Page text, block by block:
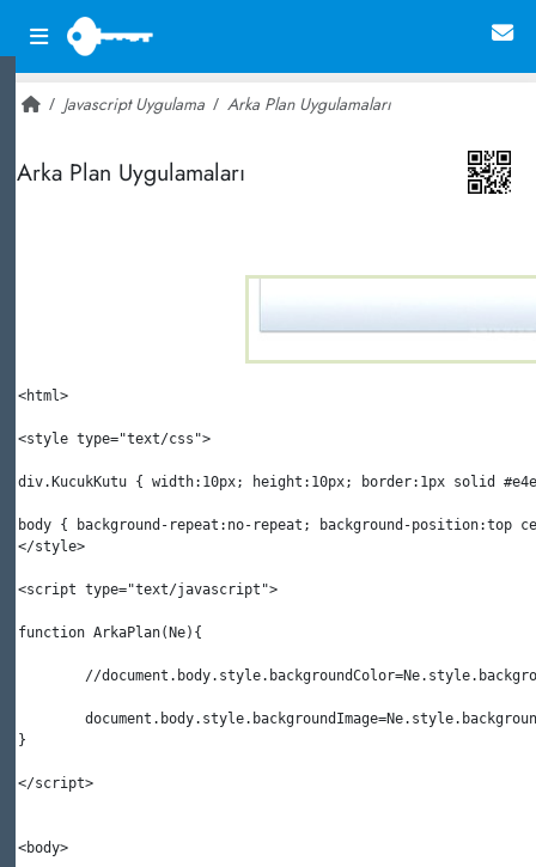
Javascript Uygulama Arka Plan Uygulamaları
Arka Plan Uygulamaları
<html>
<style type="text/css">
div.KucukKutu { width:10px; height:10px; border:1px solid
body { background-repeat:no-repeat; background-position:top
</style>
<script type="text/javascript">
function ArkaPlan(Ne){
//
}
</script>
<body>